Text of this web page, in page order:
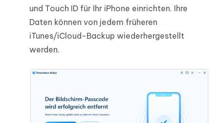
und Touch ID für Ihr iPhone einrichten. Ihre
Daten können von jedem früheren
iTunes/iCloud-Backup wiederhergestellt
werden.